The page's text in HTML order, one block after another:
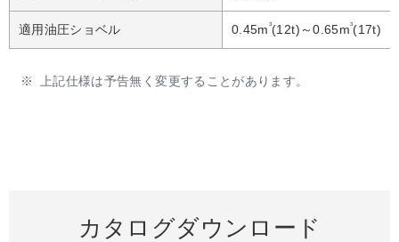
適用油圧ショベル 0.45m 3(12t)～0.65m3(17t)
※ 上記仕様は予告無く変更することがあります。
カタログダウンロード